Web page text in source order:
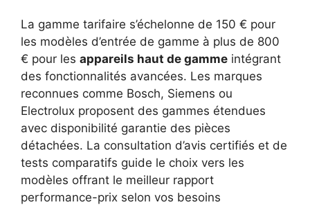
La gamme tarifaire s’échelonne de 150 € pour
les modèles d’entrée de gamme à plus de 800
€ pour les appareils haut de gamme intégrant
des fonctionnalités avancées. Les marques
reconnues comme Bosch, Siemens ou
Electrolux proposent des gammes étendues
avec disponibilité garantie des pièces
détachées. La consultation d’avis certifiés et de
tests comparatifs guide le choix vers les
modèles offrant le meilleur rapport
performance-prix selon vos besoins